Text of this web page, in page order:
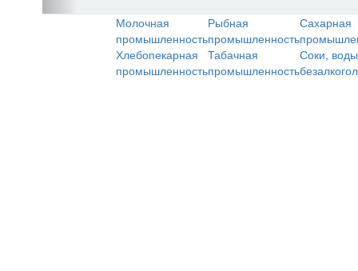
Молочная
промышленность
Рыбная
промышленность
Сахарная
Хлебопекарная
промышленность
Табачная
промышленность
Соки,